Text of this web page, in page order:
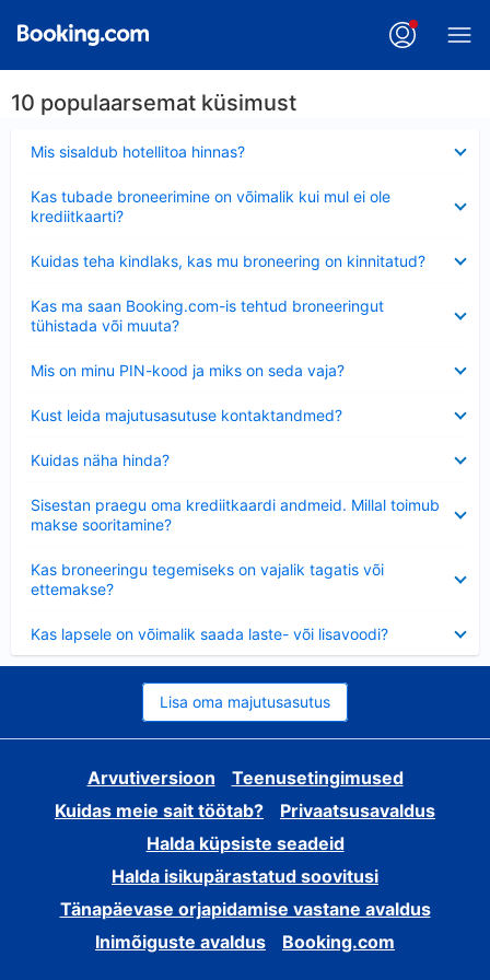
10 populaarsemat küsimust
Mis sisaldub hotellitoa hinnas?
Kas tubade broneerimine on võimalik kui mul ei ole
krediitkaarti?
Kuidas teha kindlaks, kas mu broneering on kinnitatud?
Kas ma saan Booking.com-is tehtud broneeringut
tühistada või muuta?
Mis on minu PIN-kood ja miks on seda vaja?
Kust leida majutusasutuse kontaktandmed?
Kuidas näha hinda?
Sisestan praegu oma krediitkaardi andmeid. Millal toimub
makse sooritamine?
Kas broneeringu tegemiseks on vajalik tagatis või
ettemakse?
Kas lapsele on võimalik saada laste- või lisavoodi?
Lisa oma majutusasutus
Arvutiversioon
Teenusetingimused
Kuidas meie sait töötab?
Privaatsusavaldus
Halda küpsiste seadeid
Halda isikupärastatud soovitusi
Tänapäevase orjapidamise vastane avaldus
Inimõiguste avaldus
Booking.com